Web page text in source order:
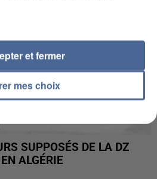
SUPPOSÉS DE LA DZ
ALGÉRIE
mes choix
et fermer